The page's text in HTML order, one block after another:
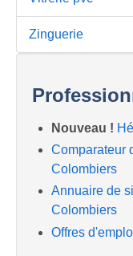
Zinguerie
Nouveau !
Comparateur
Colombiers
Annuaire de
Colombiers
Offres